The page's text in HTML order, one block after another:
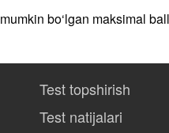
bo‘lgan maksimal
Test topshirish
Test natijalari